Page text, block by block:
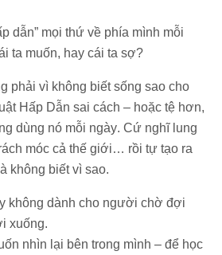
dẫn” mọi thứ về phía mình mỗi
ta muốn, hay cái ta sợ?
phải vì không biết sống sao cho
Hấp Dẫn sai cách – hoặc tệ hơn,
dùng nó mỗi ngày. Cứ nghĩ lung
móc cả thế giới… rồi tự tạo ra
không biết vì sao.
không dành cho người chờ đợi
xuống.
nhìn lại bên trong mình – để học